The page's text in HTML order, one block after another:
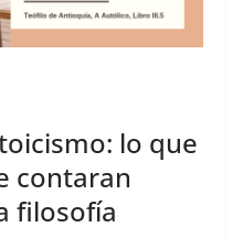
lo que
contaran
filosofía